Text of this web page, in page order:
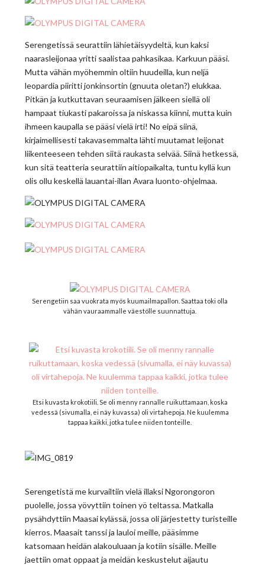
Serengetissä seurattiin lähietäisyydeltä, kun kaksi
naarasleijonaa yritti saalistaa pahkasikaa. Karkuun pääsi.
Mutta vähän myöhemmin oltiin huudeilla, kun neljä
leopardia piiritti jonkinsortin (gnuuta oletan?) elukkaa.
Pitkän ja kutkuttavan seuraamisen jälkeen siellä oli
hampaat tiukasti pakaroissa ja niskassa kiinni, mutta kuin
ihmeen kaupalla se pääsi vielä irti! No eipä siinä,
kirjaimellisesti takavasemmalta lähti muutamat leijonat
liikenteeseen tehden siitä raukasta selvää. Siinä hetkessä,
kun sitä teatteria seurattiin aitiopaikalta, tuntu kyllä kun
olis ollu keskellä lauantai-illan Avara luonto-ohjelmaa.
Serengetiin saa vuokrata myös kuumailmapallon. Saattaa toki olla
vähän vauraammalle väestölle suunnattuja.
Etsi kuvasta krokotiili. Se oli menny rannalle ruikuttamaan, koska
vedessä (sivumalla, ei näy kuvassa) oli virtahepoja. Ne kuulemma
tappaa kaikki, jotka tulee niiden tonteille.
Serengetistä me kurvailtiin vielä illaksi Ngorongoron
puolelle, jossa yövyttiin toinen yö teltassa. Matkalla
pysähdyttiin Maasai kylässä, jossa oli järjestetty turisteille
kierros. Maasait tanssi ja lauloi meille, pääsimme
katsomaan heidän alakouluaan ja kotiin sisälle. Meille
jaettiin omat oppaat ja meidän keskustelut aijautu